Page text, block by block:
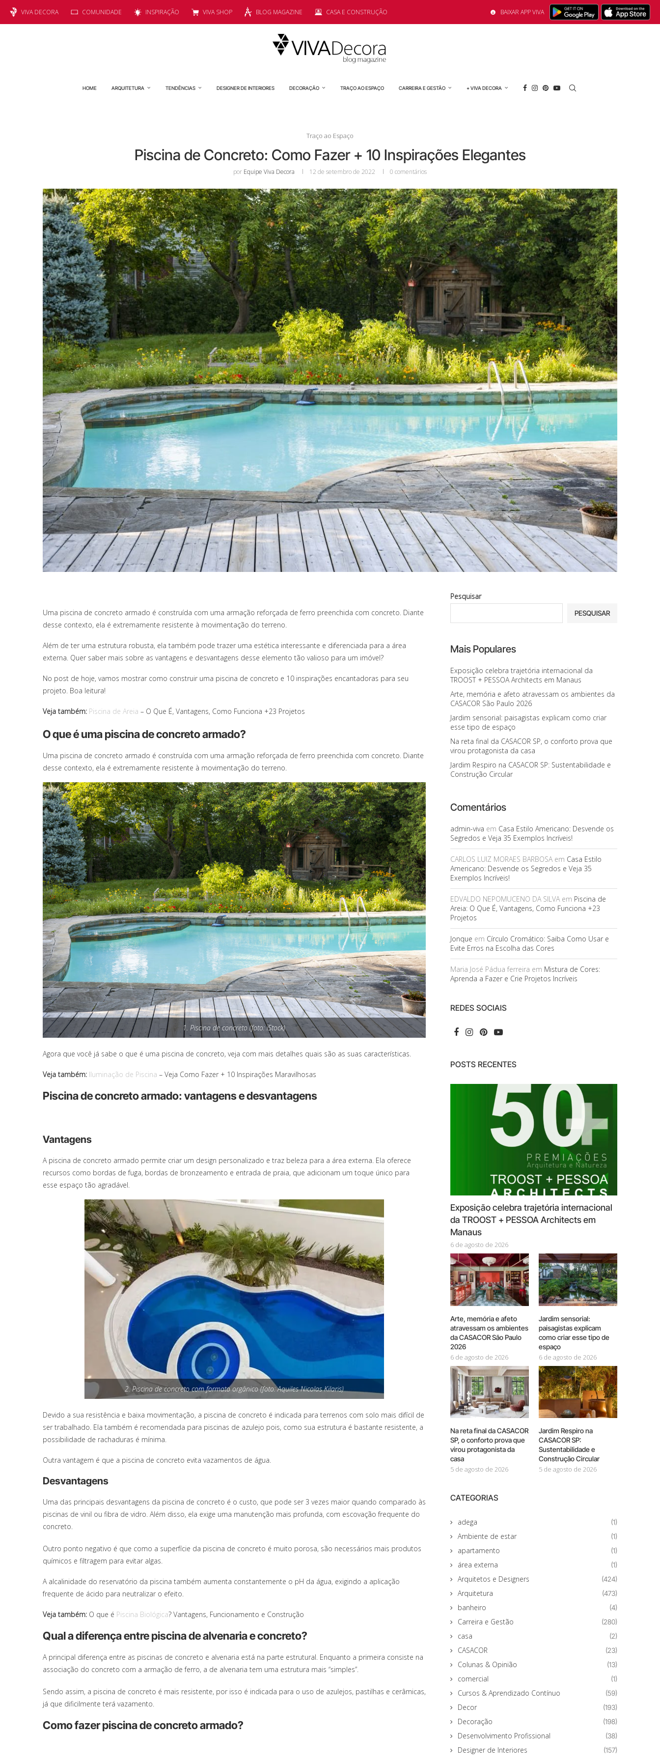
VIVA DECORA COMUNIDADE INSPIRAÇÃO VIVA SHOP BLOG MAGAZINE CASA E CONSTRUÇÃO BAIXAR APP VIVA
HOME ARQUITETURA TENDÊNCIAS DESIGNER DE INTERIORES DECORAÇÃO TRAÇO AO ESPAÇO CARREIRA E GESTÃO + VIVA DECORA
Traço ao Espaço
Piscina de Concreto: Como Fazer + 10 Inspirações Elegantes
por Equipe Viva Decora 12 de setembro de 2022 0 comentários
Uma piscina de concreto armado é construída com uma armação reforçada de ferro preenchida com concreto. Diante
desse contexto, ela é extremamente resistente à movimentação do terreno.
Além de ter uma estrutura robusta, ela também pode trazer uma estética interessante e diferenciada para a área
externa. Quer saber mais sobre as vantagens e desvantagens desse elemento tão valioso para um imóvel?
No post de hoje, vamos mostrar como construir uma piscina de concreto e 10 inspirações encantadoras para seu
projeto. Boa leitura!
Veja também: Piscina de Areia – O Que É, Vantagens, Como Funciona +23 Projetos
O que é uma piscina de concreto armado?
Uma piscina de concreto armado é construída com uma armação reforçada de ferro preenchida com concreto. Diante
desse contexto, ela é extremamente resistente à movimentação do terreno.
1. Piscina de concreto (foto: iStock)
Agora que você já sabe o que é uma piscina de concreto, veja com mais detalhes quais são as suas características.
Veja também: Iluminação de Piscina – Veja Como Fazer + 10 Inspirações Maravilhosas
Piscina de concreto armado: vantagens e desvantagens
Vantagens
A piscina de concreto armado permite criar um design personalizado e traz beleza para a área externa. Ela oferece
recursos como bordas de fuga, bordas de bronzeamento e entrada de praia, que adicionam um toque único para
esse espaço tão agradável.
2. Piscina de concreto com formato orgânico (foto: Aquiles Nicolas Kilaris)
Devido a sua resistência e baixa movimentação, a piscina de concreto é indicada para terrenos com solo mais difícil de
ser trabalhado. Ela também é recomendada para piscinas de azulejo pois, como sua estrutura é bastante resistente, a
possibilidade de rachaduras é mínima.
Outra vantagem é que a piscina de concreto evita vazamentos de água.
Desvantagens
Uma das principais desvantagens da piscina de concreto é o custo, que pode ser 3 vezes maior quando comparado às
piscinas de vinil ou fibra de vidro. Além disso, ela exige uma manutenção mais profunda, com escovação frequente do
concreto.
Outro ponto negativo é que como a superfície da piscina de concreto é muito porosa, são necessários mais produtos
químicos e filtragem para evitar algas.
A alcalinidade do reservatório da piscina também aumenta constantemente o pH da água, exigindo a aplicação
frequente de ácido para neutralizar o efeito.
Veja também: O que é Piscina Biológica? Vantagens, Funcionamento e Construção
Qual a diferença entre piscina de alvenaria e concreto?
A principal diferença entre as piscinas de concreto e alvenaria está na parte estrutural. Enquanto a primeira consiste na
associação do concreto com a armação de ferro, a de alvenaria tem uma estrutura mais “simples”.
Sendo assim, a piscina de concreto é mais resistente, por isso é indicada para o uso de azulejos, pastilhas e cerâmicas,
já que dificilmente terá vazamento.
Como fazer piscina de concreto armado?
Pesquisar
PESQUISAR
Mais Populares
Exposição celebra trajetória internacional da
TROOST + PESSOA Architects em Manaus
Arte, memória e afeto atravessam os ambientes da
CASACOR São Paulo 2026
Jardim sensorial: paisagistas explicam como criar
esse tipo de espaço
Na reta final da CASACOR SP, o conforto prova que
virou protagonista da casa
Jardim Respiro na CASACOR SP: Sustentabilidade e
Construção Circular
Comentários
admin-viva em Casa Estilo Americano: Desvende os
Segredos e Veja 35 Exemplos Incríveis!
CARLOS LUIZ MORAES BARBOSAem Casa Estilo
Americano: Desvende os Segredos e Veja 35
Exemplos Incríveis!
EDVALDO NEPOMUCENO DA SILVAem Piscina de
Areia: O Que É, Vantagens, Como Funciona +23
Projetos
Jonque em Círculo Cromático: Saiba Como Usar e
Evite Erros na Escolha das Cores
Maria José Pádua ferreira em Mistura de Cores:
Aprenda a Fazer e Crie Projetos Incríveis
REDES SOCIAIS
POSTS RECENTES
Exposição celebra trajetória internacional
da TROOST + PESSOA Architects em
Manaus
6 de agosto de 2026
Arte, memória e afeto
atravessam os ambientes
da CASACOR São Paulo
2026
6 de agosto de 2026
Jardim sensorial:
paisagistas explicam
como criar esse tipo de
espaço
6 de agosto de 2026
Na reta final da CASACOR
SP, o conforto prova que
virou protagonista da
casa
5 de agosto de 2026
Jardim Respiro na
CASACOR SP:
Sustentabilidade e
Construção Circular
5 de agosto de 2026
CATEGORIAS
adega (1)
Ambiente de estar (1)
apartamento (1)
área externa (1)
Arquitetos e Designers (424)
Arquitetura (473)
banheiro (4)
Carreira e Gestão (280)
casa (2)
CASACOR (23)
Colunas & Opinião (13)
comercial (1)
Cursos & Aprendizado Contínuo (59)
Decor (193)
Decoração (198)
Desenvolvimento Profissional (38)
Designer de Interiores (157)